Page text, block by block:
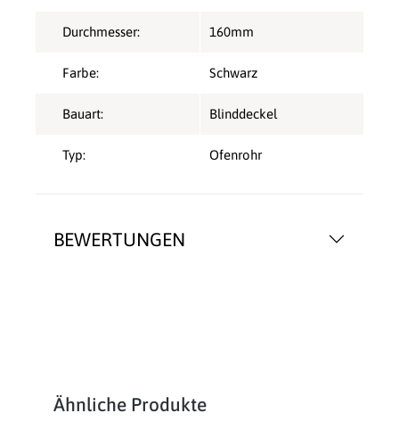
BEWERTUNGEN
Durchmesser: 160mm
Farbe: Schwarz
Bauart: Blinddeckel
Typ: Ofenrohr
Produktgalerie überspringen
Ähnliche Produkte